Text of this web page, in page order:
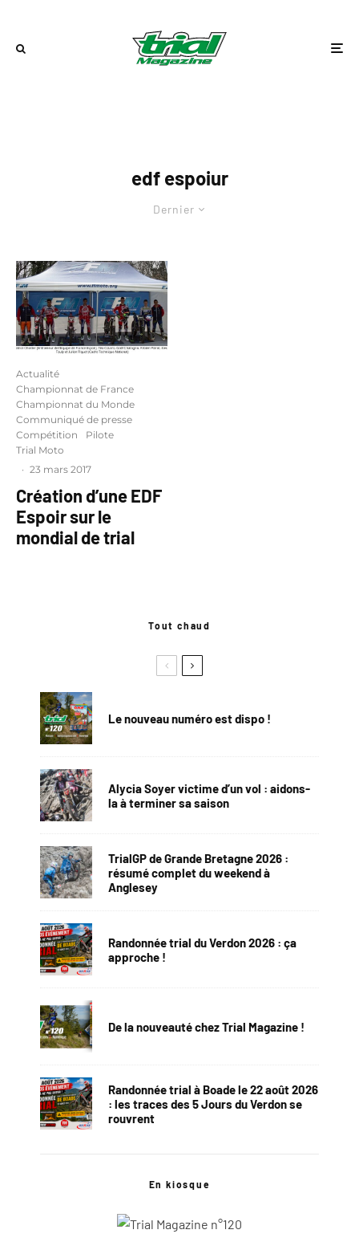
edf espoiur
Dernier
Actualité
Championnat de France
Championnat du Monde
Communiqué de presse
Compétition
Pilote
Trial Moto
· 23 mars 2017
Création d’une EDF
Espoir sur le
mondial de trial
Tout chaud
Le nouveau numéro est dispo !
Alycia Soyer victime d’un vol : aidons-
la à terminer sa saison
TrialGP de Grande Bretagne 2026 :
résumé complet du weekend à
Anglesey
Randonnée trial du Verdon 2026 : ça
approche !
De la nouveauté chez Trial Magazine !
Randonnée trial à Boade le 22 août 2026
: les traces des 5 Jours du Verdon se
rouvrent
En kiosque